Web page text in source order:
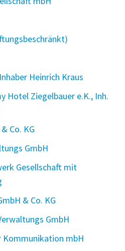
Heinrich Kraus
Hotel Ziegelbauer e.K., Inh.
Co. KG
GmbH
Gesellschaft mit
& Co. KG
GmbH
Kommunikation mbH